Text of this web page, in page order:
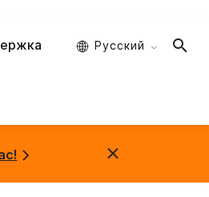
Русский